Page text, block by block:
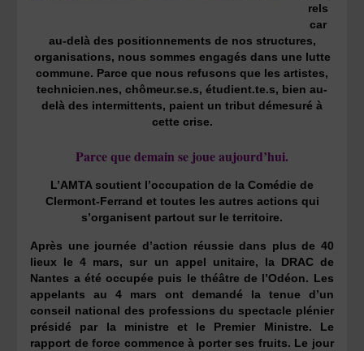
rels
car
au-delà des positionnements de nos structures,
organisations, nous sommes engagés dans une lutte
commune. Parce que nous refusons que les artistes,
technicien.nes, chômeur.se.s, étudient.te.s, bien au-
delà des intermittents, paient un tribut démesuré à
cette crise.
Parce que demain se joue aujourd’hui.
L’AMTA soutient l’occupation de la Comédie de
Clermont-Ferrand et toutes les autres actions qui
s’organisent partout sur le territoire.
Après une journée d’action réussie dans plus de 40
lieux le 4 mars, sur un appel unitaire, la DRAC de
Nantes a été occupée puis le théâtre de l’Odéon. Les
appelants au 4 mars ont demandé la tenue d’un
conseil national des professions du spectacle plénier
présidé par la ministre et le Premier Ministre. Le
rapport de force commence à porter ses fruits. Le jour